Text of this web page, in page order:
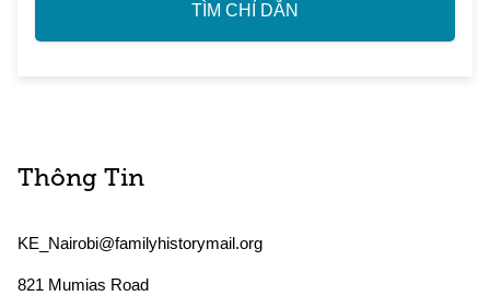
TÌM CHỈ DẪN
Thông Tin
KE_Nairobi@familyhistorymail.org
821 Mumias Road